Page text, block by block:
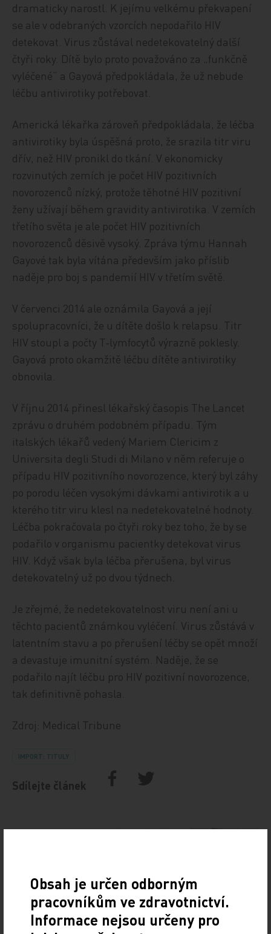
dramaticky narostl. K jejímu velkému překvapení
se ale v odebraných vzorcích nepodařilo HIV
detekovat. Virus zůstával nedetekovatelný další
čtyři roky. Dítě bylo proto považováno za „funkčně
vyléčené“ a Gayová předpokládala, že už nebude
léčbu antivirotiky potřebovat.
Americká lékařka zároveň předpokládala, že léčba
antivirotiky byla úspěšná proto, že srazila titr viru
dřív, než HIV pronikl do tkání. V ekonomicky
rozvinutých zemích je počet HIV pozitivních
novorozenců nízký, protože těhotné HIV pozitivní
ženy užívají během gravidity antivirotika. V zemích
třetího světa je ale počet HIV pozitivních
novorozenců děsivě vysoký. Zpráva týmu Hannah
Gayové tak byla vítána především jako příslib
naděje pro boj s pandemií HIV v třetím světě.
V červenci 2014 ale oznámila Gayová a její
spolupracovníci, že u dítěte došlo k relapsu. Titr
HIV stoupl a počty T‑lymfocytů výrazně poklesly.
Gayová proto okamžitě léčbu dítěte antivirotiky
obnovila.
V říjnu 2014 přinesl lékařský časopis The Lancet
zprávu o druhém podobném případu. Tým
italských lékařů vedený Mariem Clericim z
Universita degli Studi di Milano v něm referuje o
případu HIV pozitivního novorozence, který byl záhy
po porodu léčen vysokými dávkami antivirotik a u
kterého titr viru klesl na nedetekovatelné hodnoty.
Léčba pokračovala po čtyři roky bez toho, že by se
podařilo v organismu pacientky detekovat virus
HIV. Když však byla léčba přerušena, byl virus
detekovatelný už po dvou týdnech.
Je zřejmé, že nedetekovatelnost viru není ani u
těchto pacientů známkou vyléčení. Virus zůstává v
latentním stavu a po přerušení léčby se opět množí
a devastuje imunitní systém. Naděje, že se
podařilo najít léčbu pro HIV pozitivní novorozence,
tak definitivně pohasla.
Zdroj: Medical Tribune
IMPORT: TITULY
Sdílejte článek
Obsah je určen odborným
pracovníkům ve zdravotnictví.
Informace nejsou určeny pro